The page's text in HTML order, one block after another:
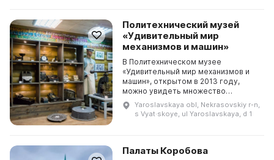
Политехнический музей
«Удивительный мир
механизмов и машин»
В Политехническом музее
«Удивительный мир механизмов и
машин», открытом в 2013 году,
можно увидеть множество
интересных экспонатов. Среди них
представлены самые простые
механизмы, использовавшиеся в к...
Yaroslavskaya obl, Nekrasovskiy r-n,
s Vyat·skoye, ul Yaroslavskaya, d 1
Палаты Коробова